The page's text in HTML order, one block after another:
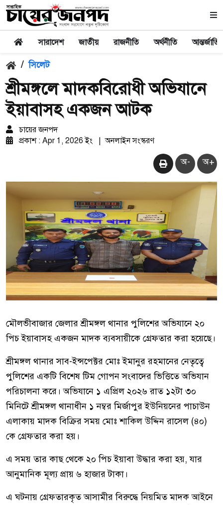
সারাদেশ জাতীয় রাজনীতি অর্থনীতি
/ সিলেট
শ্রীমঙ্গলে মাদকবিরোধী অভিযানে
ইয়াবাসহ একজন আটক
চায়ের জনপদ
প্রকাশ : Apr 1, 2026 ইং
অনলাইন সংস্করণ
অ- অ+
মৌলভীবাজার জেলার শ্রীমঙ্গল থানার পুলিশের অভিযানে ২০
পিচ ইয়াবাসহ একজন মাদক ব্যবসায়ীকে গ্রেফতার করা হয়েছে।
শ্রীমঙ্গল থানার সাব-ইন্সপেক্টর মোঃ ইমানুর রহমানের নেতৃত্বে
পুলিশের একটি বিশেষ টিম গোপন সংবাদের ভিত্তিতে অভিযান
পরিচালনা করে। অভিযানে ১ এপ্রিল ২০২৬ রাত ১২টা ৩০
মিনিটে শ্রীমঙ্গল থানাধীন ১ নম্বর মির্জাপুর ইউনিয়নের পাচাউন
এলাকায় মাদক বিক্রির সময় মোঃ শাকিল উদ্দিন রাসেল (৪০)
কে গ্রেফতার করা হয়।
এ সময় তার কাছ থেকে ২০ পিচ ইয়াবা উদ্ধার করা হয়, যার
আনুমানিক মূল্য প্রায় ৬ হাজার টাকা।
এ ঘটনায় গ্রেফতারকৃত আসামীর বিরুদ্ধে নিয়মিত মাদক আইনে